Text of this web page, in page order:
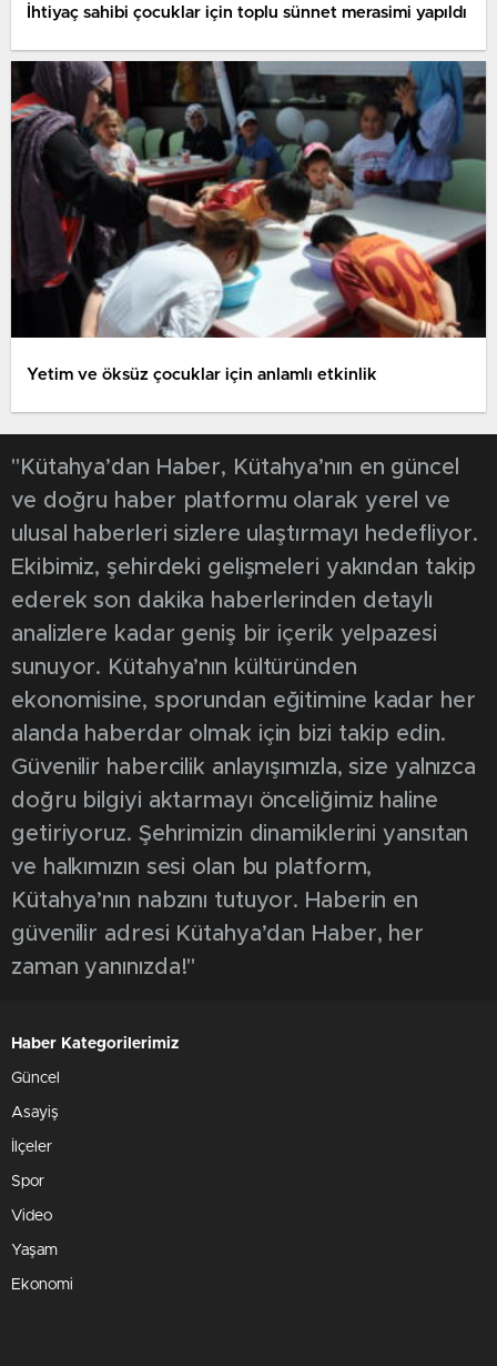
İhtiyaç sahibi çocuklar için toplu sünnet merasimi yapıldı
Yetim ve öksüz çocuklar için anlamlı etkinlik
"Kütahya’dan Haber, Kütahya’nın en güncel
ve doğru haber platformu olarak yerel ve
ulusal haberleri sizlere ulaştırmayı hedefliyor.
Ekibimiz, şehirdeki gelişmeleri yakından takip
ederek son dakika haberlerinden detaylı
analizlere kadar geniş bir içerik yelpazesi
sunuyor. Kütahya’nın kültüründen
ekonomisine, sporundan eğitimine kadar her
alanda haberdar olmak için bizi takip edin.
Güvenilir habercilik anlayışımızla, size yalnızca
doğru bilgiyi aktarmayı önceliğimiz haline
getiriyoruz. Şehrimizin dinamiklerini yansıtan
ve halkımızın sesi olan bu platform,
Kütahya’nın nabzını tutuyor. Haberin en
güvenilir adresi Kütahya’dan Haber, her
zaman yanınızda!"
Haber Kategorilerimiz
Güncel
Asayiş
İlçeler
Spor
Video
Yaşam
Ekonomi